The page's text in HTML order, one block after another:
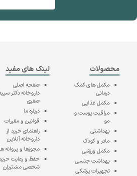
محصولات
مکمل های کمک
درمانی
مکمل غذایی
مراقبت پوست و
مو
بهداشتی
مادر و کودک
مکمل ورزشی
بهداشت جنسی
تجهیزات پزشکی
لینک های مفید
صفحه اصلی
داروخانه دکتر
صفری
درباره ما
قوانین و مقررات
راهنمای خرید از
داروخانه آنلاین
مجوزها و پروانه ها
حفظ و رعایت
شخصی مشتریان